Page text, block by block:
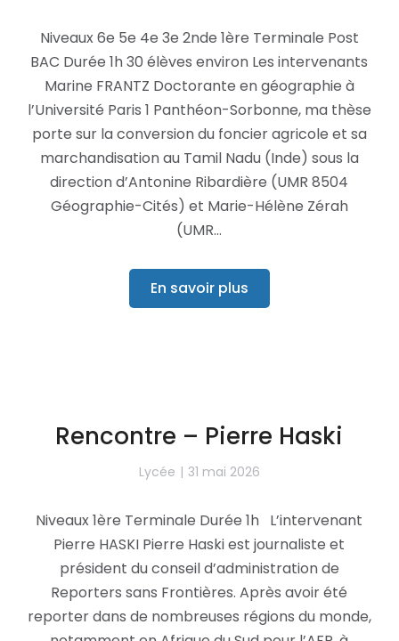
Niveaux 6e 5e 4e 3e 2nde 1ère Terminale Post
BAC Durée 1h 30 élèves environ Les intervenants
Marine FRANTZ Doctorante en géographie à
l’Université Paris 1 Panthéon-Sorbonne, ma thèse
porte sur la conversion du foncier agricole et sa
marchandisation au Tamil Nadu (Inde) sous la
direction d’Antonine Ribardière (UMR 8504
Géographie-Cités) et Marie-Hélène Zérah
(UMR…
En savoir plus
Rencontre – Pierre Haski
Lycée 31 mai 2026
Niveaux 1ère Terminale Durée 1h L’intervenant
Pierre HASKI Pierre Haski est journaliste et
président du conseil d’administration de
Reporters sans Frontières. Après avoir été
reporter dans de nombreuses régions du monde,